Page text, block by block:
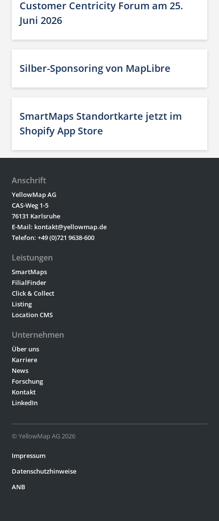
Customer Centricity Forum am 25.
Juni 2026
Silber-Sponsoring von MapLibre
SmartMaps Standortkarte jetzt im
Shopify App Store
Anschrift
YellowMap AG
CAS-Weg 1-5
76131 Karlsruhe
E-Mail: kontakt@yellowmap.de
Telefon: +49 (0)721 9638-600
Leistungen
SmartMaps
FilialFinder
Click & Collect
Listing
Location CMS
Unternehmen
Über uns
Karriere
News
Forschung
Kontakt
LinkedIn
© YellowMap AG 2026
Impressum
Datenschutzhinweise
ANB